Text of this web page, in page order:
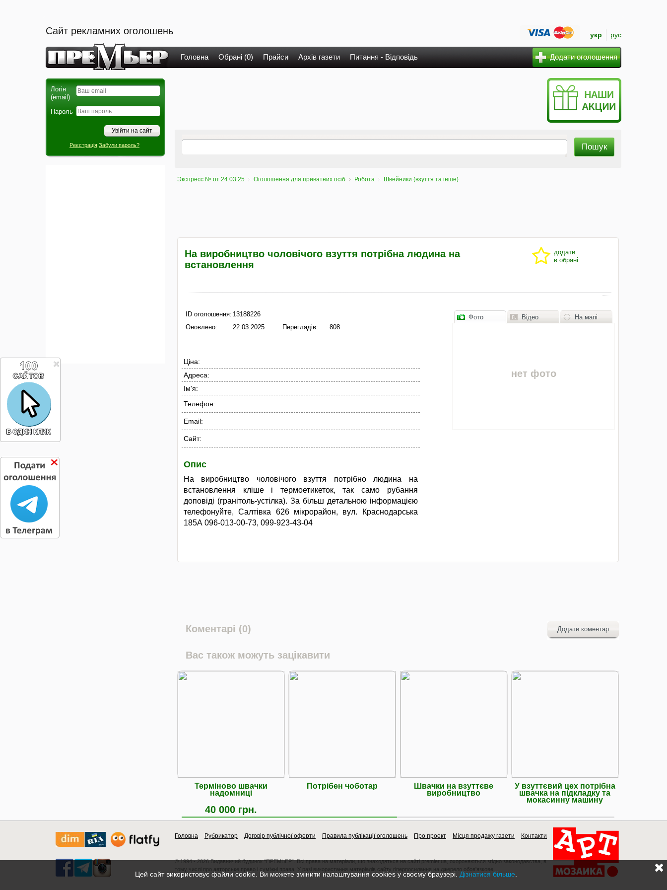
Сайт рекламних оголошень укр рус
Головна Обрані (0) Прайси Архів газети Питання - Відповідь Додати оголошення
Логін
(email)
Пароль
Реєстрація Забули пароль?
Экспресс № от 24.03.25 Оголошення для приватних осіб Робота Швейники (взуття та інше)
На виробництво чоловічого взуття потрібна людина на
встановлення
додати
в обрані
ID оголошення: 13188226
Оновлено:
22.03.2025 Переглядів: 808
Ціна:
Адреса:
Ім'я:
Телефон:
Email:
Сайт:
Опис
На виробництво чоловічого взуття потрібно людина на
встановлення кліше і термоетикеток, так само рубання
доповіді (гранітоль-устілка). За більш детальною інформацією
телефонуйте, Салтівка 626 мікрорайон, вул. Краснодарська
185А 096-013-00-73, 099-923-43-04
Фото Відео На мапі
нет фото
Коментарі (0) Додати коментар
Вас також можуть зацікавити
Терміново швачки
надомниці
40 000 грн.
Потрібен чоботар
Швачки на взуттєве
виробництво
У взуттєвий цех потрібна
швачка на підкладку та
мокасинну машину
Головна Рубрикатор Договір публічної оферти Правила публікації оголошень Про проект Місця продажу газети Контакти
© 1994 - 2026 Видавничий будинок “ПРЕМЬЕР”. Всі права на матеріали, що знаходяться на сайті premier.ua, охороняються згідно законодавства, в
тому числі про авторське право і суміжні права. У разі використання матеріалів сайту гіперпосилання на джерело обов'язкове.
Цей сайт використовує файли cookie. Ви можете змінити налаштування cookies у своєму браузері. Дізнатися більше